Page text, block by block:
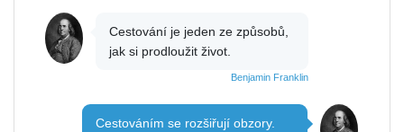
Cestování je jeden ze způsobů,
jak si prodloužit život.
Benjamin Franklin
Cestováním se rozšiřují obzory.